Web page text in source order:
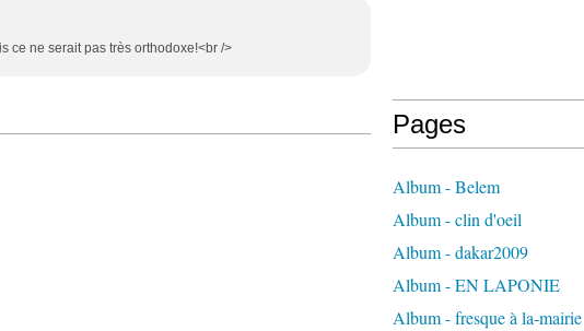
ce ne serait pas très orthodoxe!<br />
Pages
Album - Belem
Album - clin d'oeil
Album - dakar2009
Album - EN LAPONIE
Album - fresque à la-mairie